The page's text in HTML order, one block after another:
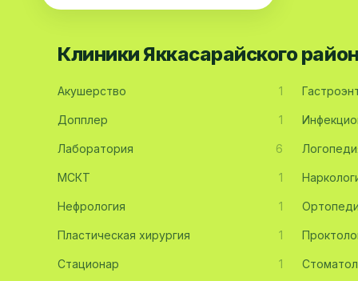
Физиотерапия 31
Невропатология
Эмбриология
Акушерство
Клиники Яккасарайского
Акушерство 1
Допплер 1
Лаборатория 6
МСКТ 1
Нефрология 1
Пластическая хирургия 1
Стационар 1